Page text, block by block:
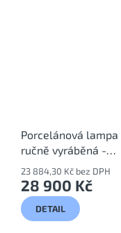
Porcelánová lampa
ručně vyráběná -
design Abissi
SKU/4483
23 884,30 Kč bez DPH
28 900 Kč
DETAIL